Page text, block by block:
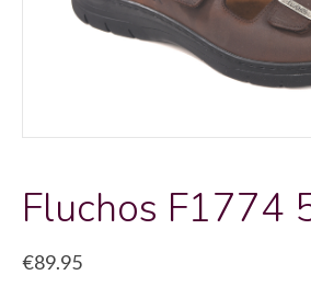
Fluchos F1774
€89.95